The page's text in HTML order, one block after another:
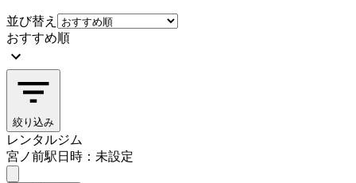
並び替え
おすすめ順
絞り込み
レンタルジム
宮ノ前駅日時：未設定